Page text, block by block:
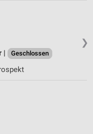
❯
|
Geschlossen